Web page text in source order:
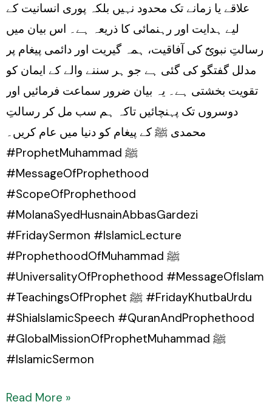
علاقے یا زمانے تک محدود نہیں بلکہ پوری انسانیت کے
لیے ہدایت اور رہنمائی کا ذریعہ ہے۔ اس بیان میں
رسالتِ نبویؐ کی آفاقیت، ہمہ گیریت اور دائمی پیغام پر
مدلل گفتگو کی گئی ہے جو ہر سننے والے کے ایمان کو
تقویت بخشتی ہے۔ یہ بیان ضرور سماعت فرمائیں اور
دوسروں تک پہنچائیں تاکہ ہم سب مل کر رسالتِ
محمدی ﷺ کے پیغام کو دنیا میں عام کریں۔
#ProphetMuhammad ﷺ
#MessageOfProphethood
#ScopeOfProphethood
#MolanaSyedHusnainAbbasGardezi
#FridaySermon #IslamicLecture
#ProphethoodOfMuhammad ﷺ
#UniversalityOfProphethood #MessageOfIslam
#TeachingsOfProphet ﷺ #FridayKhutbaUrdu
#ShiaIslamicSpeech #QuranAndProphethood
#GlobalMissionOfProphetMuhammad ﷺ
#IslamicSermon
Gardezi
Read More »